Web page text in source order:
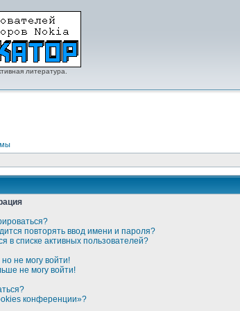
литература.
повторять ввод имени и пароля?
в списке активных пользователей?
не могу войти!
не могу войти!
конференции»?